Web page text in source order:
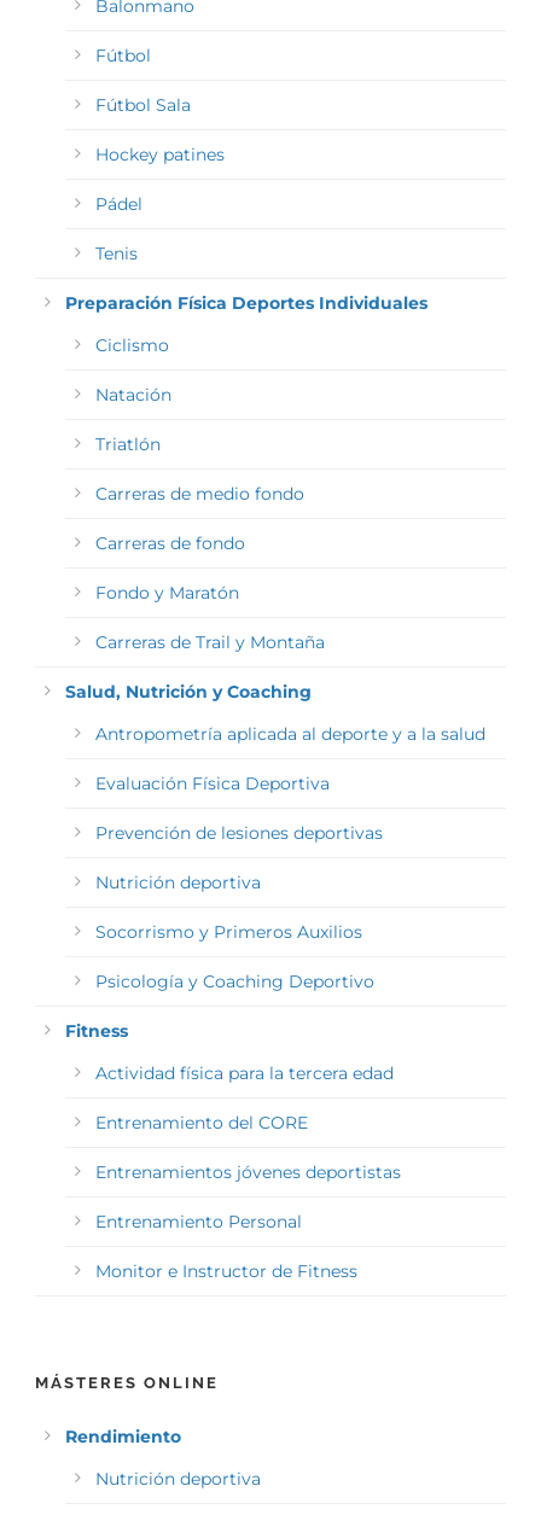
Balonmano
Fútbol
Fútbol Sala
Hockey patines
Pádel
Tenis
Preparación Física Deportes Individuales
Ciclismo
Natación
Triatlón
Carreras de medio fondo
Carreras de fondo
Fondo y Maratón
Carreras de Trail y Montaña
Salud, Nutrición y Coaching
Antropometría aplicada al deporte y a la salud
Evaluación Física Deportiva
Prevención de lesiones deportivas
Nutrición deportiva
Socorrismo y Primeros Auxilios
Psicología y Coaching Deportivo
Fitness
Actividad física para la tercera edad
Entrenamiento del CORE
Entrenamientos jóvenes deportistas
Entrenamiento Personal
Monitor e Instructor de Fitness
MÁSTERES ONLINE
Rendimiento
Nutrición deportiva